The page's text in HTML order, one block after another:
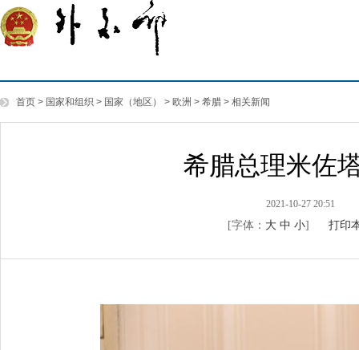
首页 > 国家和组织 > 国家（地区） > 欧洲 > 希腊 > 相关新闻
希腊总理米佐
2021-10-27 20:51
[字体： 大 中 小] 打印